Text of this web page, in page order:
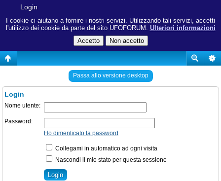
I cookie ci aiutano a fornire i nostri servizi. Utilizzando tali servizi, accetti
l'utilizzo dei cookie da parte del sito UFOFORUM. Ulteriori informazioni
Login
Passa allo versione desktop
Login
Nome utente:
Password:
Ho dimenticato la password
Collegami in automatico ad ogni visita
Nascondi il mio stato per questa sessione